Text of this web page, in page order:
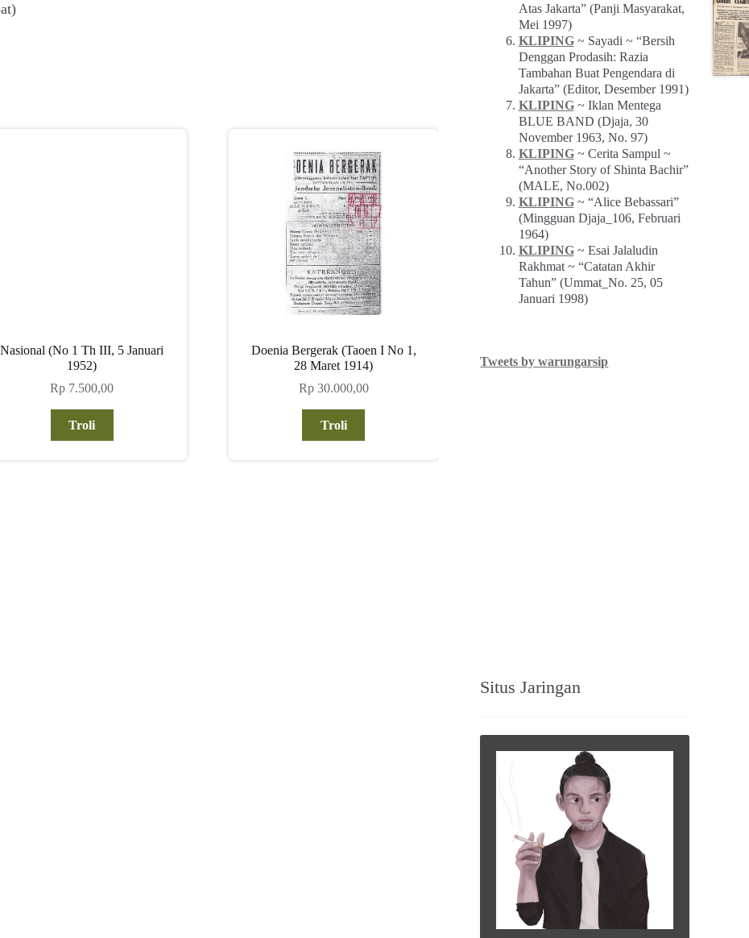
Nasional (No 1 Th III, 5 Januari
1952)
Rp 7.500,00
Troli
Doenia Bergerak (Taoen I No 1,
28 Maret 1914)
Rp30.000,00
Troli
Atas Jakarta” (Panji Masyarakat,
Mei 1997)
KLIPING~ Sayadi ~ “Bersih
Denggan Prodasih: Razia
Tambahan Buat Pengendara di
Jakarta” (Editor, Desember 1991)
KLIPING~ Iklan Mentega
BLUE BAND (Djaja, 30
November 1963, No. 97)
KLIPING~ Cerita Sampul ~
“Another Story of Shinta Bachir”
(MALE, No.002)
KLIPING~ “Alice Bebassari”
(Mingguan Djaja_106, Februari
1964)
KLIPING~ Esai Jalaludin
Rakhmat ~ “Catatan Akhir
Tahun” (Ummat_No. 25, 05
Januari 1998)
Tweets by warungarsip
Situs Jaringan